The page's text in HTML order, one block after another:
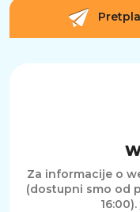
Za informacije o
(dostupni smo od
16:00).